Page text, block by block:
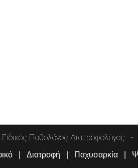
Παθολόγος Διατροφολόγος
Διατροφή Παχυσαρκία